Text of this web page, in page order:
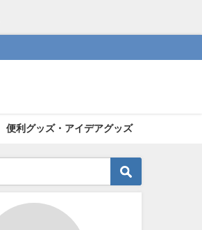
便利グッズ・アイデアグッズ